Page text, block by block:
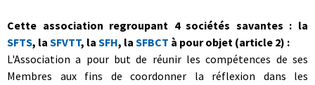
Cette association regroupant 4 sociétés savantes : la
SFTS, la SFVTT, la SFH, la SFBCT à pour objet (article 2) :
L'Association a pour but de réunir les compétences de ses
Membres aux fins de coordonner la réflexion dans les